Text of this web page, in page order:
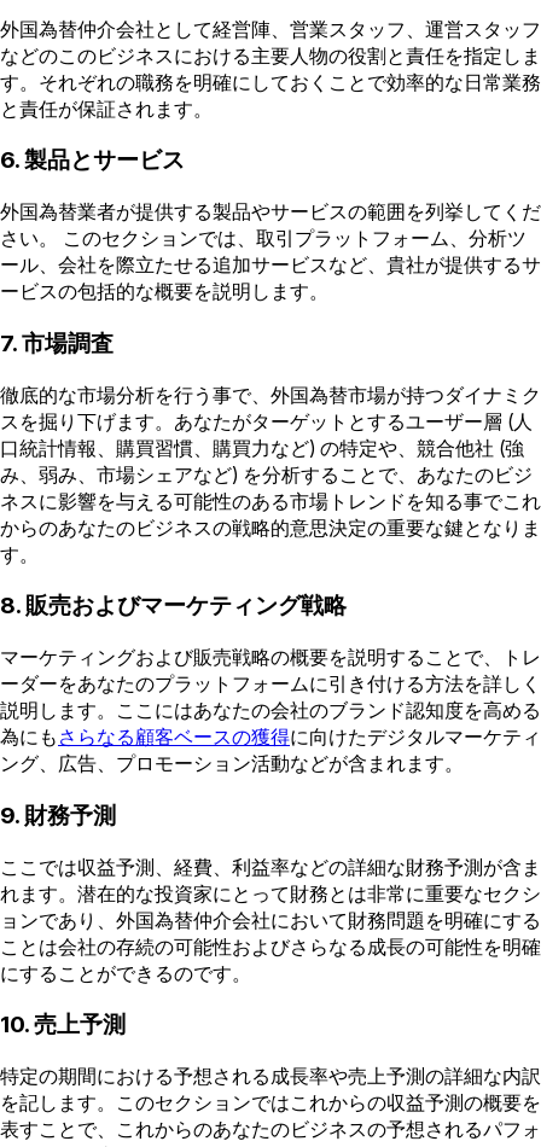
外国為替仲介会社として経営陣、営業スタッフ、運営スタッフ
などのこのビジネスにおける主要人物の役割と責任を指定しま
す。それぞれの職務を明確にしておくことで効率的な日常業務
と責任が保証されます。
6. 製品とサービス
外国為替業者が提供する製品やサービスの範囲を列挙してくだ
さい。 このセクションでは、取引プラットフォーム、分析ツ
ール、会社を際立たせる追加サービスなど、貴社が提供するサ
ービスの包括的な概要を説明します。
7. 市場調査
徹底的な市場分析を行う事で、外国為替市場が持つダイナミク
スを掘り下げます。あなたがターゲットとするユーザー層 (人
口統計情報、購買習慣、購買力など) の特定や、競合他社 (強
み、弱み、市場シェアなど) を分析することで、あなたのビジ
ネスに影響を与える可能性のある市場トレンドを知る事でこれ
からのあなたのビジネスの戦略的意思決定の重要な鍵となりま
す。
8. 販売およびマーケティング戦略
マーケティングおよび販売戦略の概要を説明することで、トレ
ーダーをあなたのプラットフォームに引き付ける方法を詳しく
説明します。ここにはあなたの会社のブランド認知度を高める
為にも さらなる顧客ベースの獲得に向けたデジタルマーケティ
ング、広告、プロモーション活動などが含まれます。
9. 財務予測
ここでは収益予測、経費、利益率などの詳細な財務予測が含ま
れます。潜在的な投資家にとって財務とは非常に重要なセクシ
ョンであり、外国為替仲介会社において財務問題を明確にする
ことは会社の存続の可能性およびさらなる成長の可能性を明確
にすることができるのです。
10. 売上予測
特定の期間における予想される成長率や売上予測の詳細な内訳
を記します。このセクションではこれからの収益予測の概要を
表すことで、これからのあなたのビジネスの予想されるパフォ